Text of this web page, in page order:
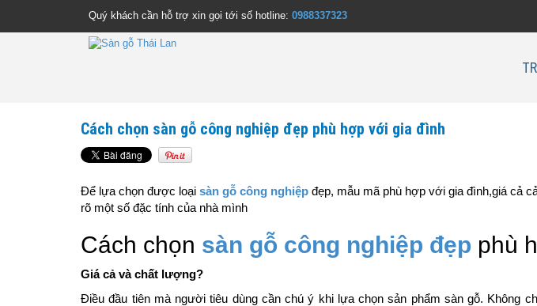
Quý khách cần hỗ trợ xin gọi tới số hotline: 0988337323
Cách chọn sàn gỗ công nghiệp đẹp phù hợp với gia đình
Để lựa chọn được loại sàn gỗ công nghiệp đẹp, mẫu mã phù hợp với gia đình,giá cả
rõ một số đặc tính của nhà mình
Cách chọn sàn gỗ công nghiệp đẹp phù
Giá cả và chất lượng?
Điều đầu tiên mà người tiêu dùng cần chú ý khi lựa chọn sản phẩm sàn gỗ. Không